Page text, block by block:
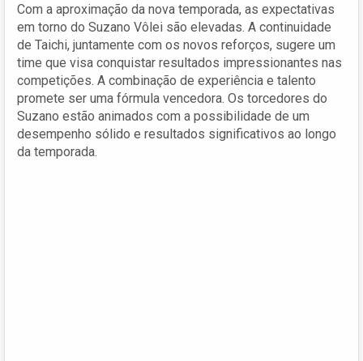
Com a aproximação da nova temporada, as expectativas
em torno do Suzano Vôlei são elevadas. A continuidade
de Taichi, juntamente com os novos reforços, sugere um
time que visa conquistar resultados impressionantes nas
competições. A combinação de experiência e talento
promete ser uma fórmula vencedora. Os torcedores do
Suzano estão animados com a possibilidade de um
desempenho sólido e resultados significativos ao longo
da temporada.